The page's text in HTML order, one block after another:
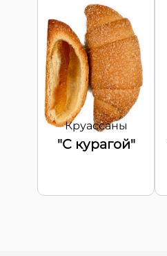
Круассаны
"С курагой"